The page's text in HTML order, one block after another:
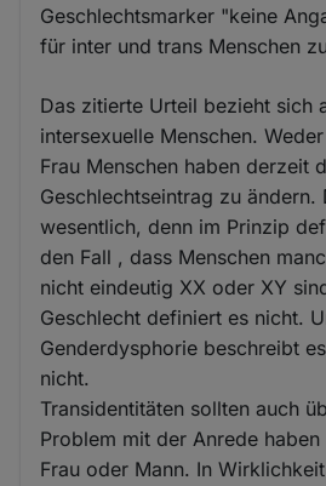
Geschlechtsmarker "keine
für inter und trans Menschen
Das zitierte Urteil bezieht sich
intersexuelle Menschen.
Frau Menschen haben derzeit
Geschlechtseintrag zu ändern.
wesentlich, denn im Prinzip
den Fall , dass Menschen
nicht eindeutig XX oder XY
Geschlecht definiert es nicht.
Genderdysphorie beschreibt
nicht.
Transidentitäten sollten auch
Problem mit der Anrede
Frau oder Mann. In